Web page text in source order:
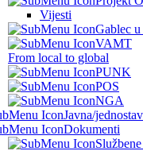
Vijesti
Gablec
VAMT
From local to global
PUNK
POS
NGA
Javna/
Dokumenti